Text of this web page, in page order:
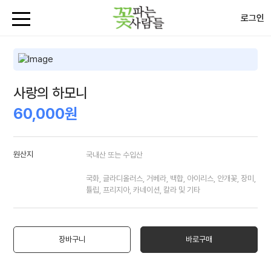
로그인
사랑의 하모니
60,000원
원산지 국내산 또는 수입산
국화, 글라디올러스, 거베라, 백합, 아이리스, 안개꽃, 장미,
튤립, 프리지아, 카네이션, 칼라 및 기타
장바구니 바로구매